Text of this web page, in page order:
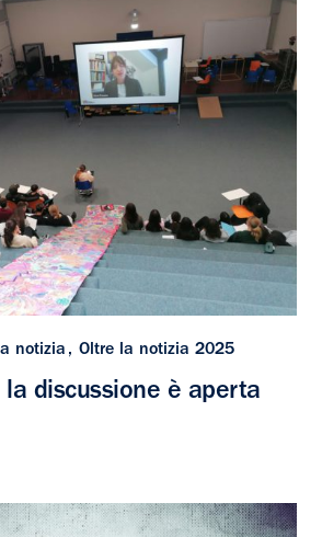
notizia Oltre la notizia 2025
discussione è aperta